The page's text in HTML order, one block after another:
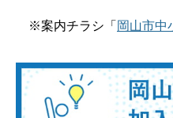
※案内チラシ「 岡山市中